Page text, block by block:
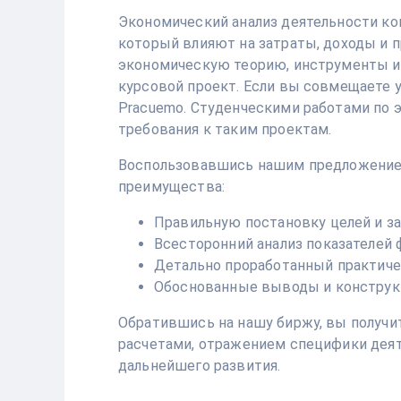
Экономический анализ деятельности
который влияют на затраты, доходы и
экономическую теорию, инструменты
курсовой проект. Если вы совмещаете
Pracuemo. Студенческими работами
требования к таким проектам.
Воспользовавшись нашим
преимущества:
Правильную постановку целей и
Всесторонний анализ
Детально проработанный
Обоснованные выводы и
Обратившись на нашу биржу, вы
расчетами, отражением специфики
дальнейшего развития.